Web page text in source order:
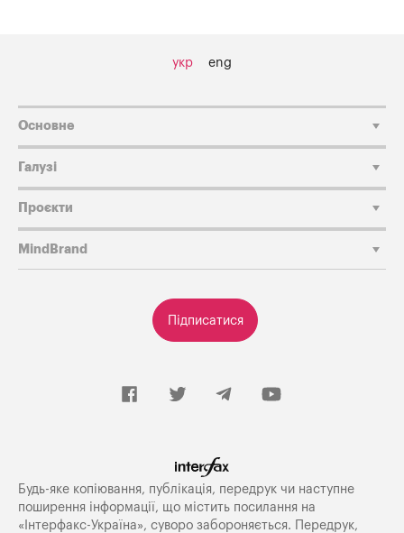
укр eng
Підписатися
Основне
Галузі
Проєкти
MindBrand
Будь-яке копiювання, публiкацiя, передрук чи наступне
поширення iнформацiї, що мiстить посилання на
«Iнтерфакс-Україна», суворо забороняється. Передрук,